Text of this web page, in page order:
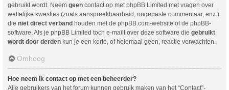
gebruikt wordt. Neem geen contact op met phpBB Limited met vragen over
wettelijke kwesties (zoals aanspreekbaarheid, ongepaste commentaar, enz.)
die niet direct verband houden met de phpBB.com-website of de phpBB-
software. Als je phpBB Limited toch e-mailt over deze software die gebruikt
wordt door derden kun je een korte, of helemaal geen, reactie verwachten.
Omhoog
Hoe neem ik contact op met een beheerder?
Alle gebruikers van het forum kunnen gebruik maken van het “Contact”-